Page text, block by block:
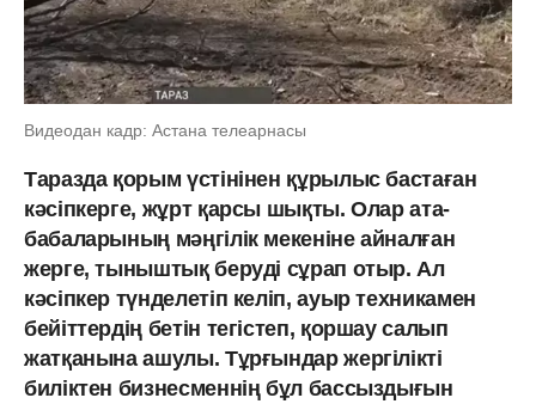
Видеодан кадр: Астана телеарнасы
Таразда қорым үстінінен құрылыс бастаған
кәсіпкерге, жұрт қарсы шықты. Олар ата-
бабаларының мәңгілік мекеніне айналған
жерге, тыныштық беруді сұрап отыр. Ал
кәсіпкер түнделетіп келіп, ауыр техникамен
бейіттердің бетін тегістеп, қоршау салып
жатқанына ашулы. Тұрғындар жергілікті
биліктен бизнесменнің бұл бассыздығын